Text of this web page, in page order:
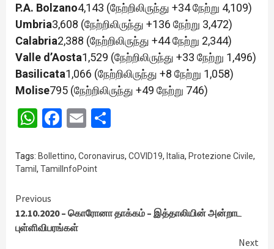
P.A. Bolzano4,143 (நேற்றிலிருந்து +34 நேற்று 4,109)
Umbria3,608 (நேற்றிலிருந்து +136 நேற்று 3,472)
Calabria2,388 (நேற்றிலிருந்து +44 நேற்று 2,344)
Valle d’Aosta1,529 (நேற்றிலிருந்து +33 நேற்று 1,496)
Basilicata1,066 (நேற்றிலிருந்து +8 நேற்று 1,058)
Molise795 (நேற்றிலிருந்து +49 நேற்று 746)
WhatsApp
Facebook
Email
Tags: Bollettino, Coronavirus, COVID19, Italia, Protezione Civile,
Tamil , TamilInfoPoint
Continue
Reading
Previous
12.10.2020 – கொரோனா தாக்கம் – இத்தாலியின் அன்றாட
புள்ளிவிபரங்கள்
Next